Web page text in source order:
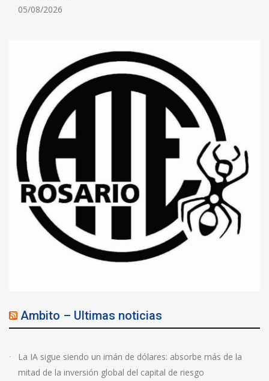
05/08/2026
Ambito – Ultimas noticias
La IA sigue siendo un imán de dólares: absorbe más de la
mitad de la inversión global del capital de riesgo